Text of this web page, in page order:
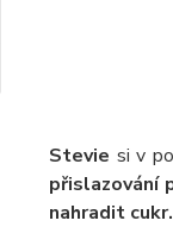
Stevie si v
přislazování
nahradit cukr.